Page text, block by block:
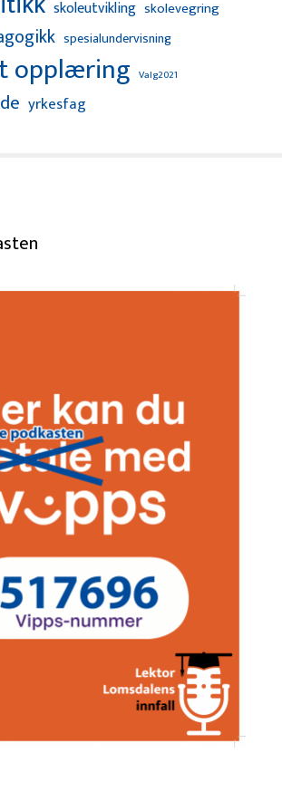
skoleutvikling skolevegring
spesialundervisning
opplæring Valg2021
yrkesfag